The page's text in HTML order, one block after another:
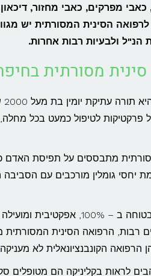
מפרקים, כאבי מחזור, דיכאון
הסינית המסורתית יש
הנ"ל ולבעיות רבות אחרות.
מסורתית
לטיפול כמעט בכל מחלה,
מתבססים על תפיסת האדם
יחסי גומלין מורכבים עם הסביבה
הרפואה הסינית המסורתית בטוחה ב – 100%,
רבות, הרפואה הסינית
הקונבנציונאלית לא
לראות בקליניקה הם מטופלים